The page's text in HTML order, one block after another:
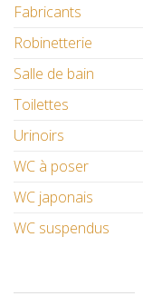
Fabricants
Robinetterie
Salle de bain
Toilettes
Urinoirs
WC à poser
WC japonais
WC suspendus